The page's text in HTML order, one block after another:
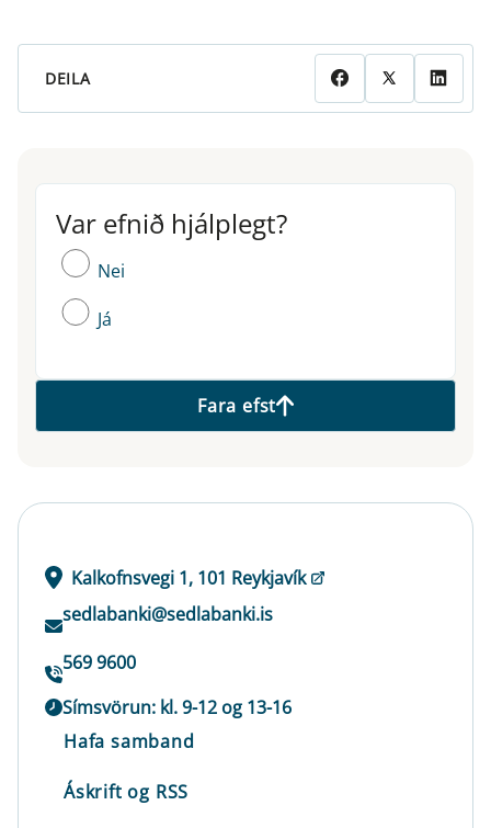
DEILA
Var efnið hjálplegt?
Var efnið hjálplegt?
Nei
Já
Fara efst
Kalkofnsvegi 1, 101 Reykjavík
sedlabanki@sedlabanki.is
569 9600
Símsvörun: kl. 9-12 og 13-16
Hafa samband
Áskrift og RSS